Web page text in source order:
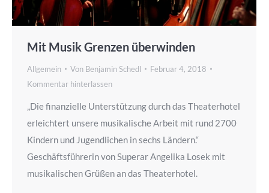
Mit Musik Grenzen überwinden
Allgemein Von Benjamin Schedl
Februar 4, 2018
Kommentar hinterlassen
„Die finanzielle Unterstützung durch das Theaterhotel
erleichtert unsere musikalische Arbeit mit rund 2700
Kindern und Jugendlichen in sechs Ländern.“
Geschäftsführerin von Superar Angelika Losek mit
musikalischen Grüßen an das Theaterhotel.